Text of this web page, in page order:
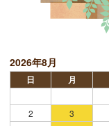
2026年8月
日 月
2
3